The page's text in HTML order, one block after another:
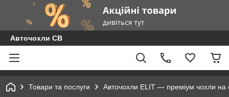
Авточохли СВ
Товари та послуги Авточохли ELIT — преміум чохли на